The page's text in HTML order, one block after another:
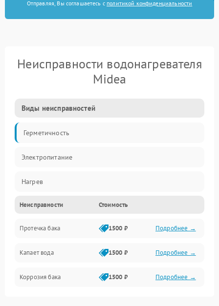
Отправляя, Вы соглашаетесь с политикой конфиденциальности
Неисправности водонагревателя
Midea
Виды неисправностей
Герметичность
Электропитание
Нагрев
Датчики
Механика
Неисправности Стоимость
Протечка бака 1500 ₽ Подробнее →
Капает вода 1500 ₽ Подробнее →
Коррозия бака 1500 ₽ Подробнее →